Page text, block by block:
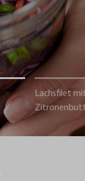
Lachsfilet